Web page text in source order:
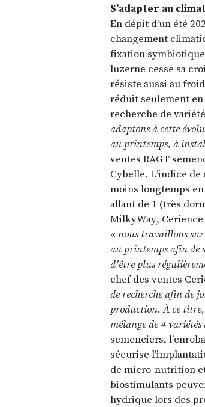
S’adapter au
En dépit d’un été
changement
fixation symbiotique
luzerne cesse sa
résiste aussi au
réduit seulement en
recherche de
adaptons à cette
au printemps, à
ventes RAGT
Cybelle. L’indice
moins longtemps
allant de 1 (très
MilkyWay,
« nous travaillons sur
au printemps afin de
d’être plus
chef des ventes
de recherche afin de
production. À ce
mélange de 4
semenciers,
sécurise
de micro-nutrition
biostimulants
hydrique lors des